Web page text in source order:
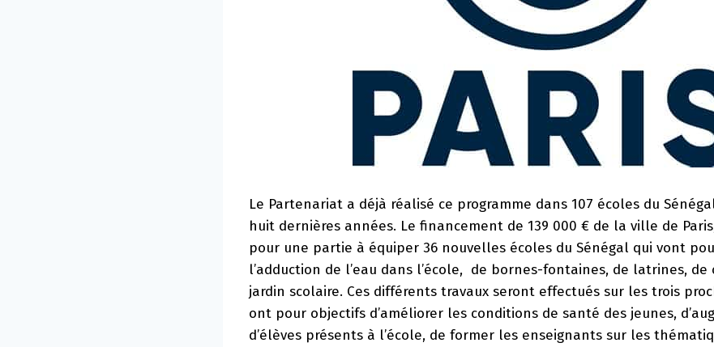
Le Partenariat a déjà réalisé ce programme dans 107 écoles du
huit dernières années. Le financement de 139 000 € de la ville de
pour une partie à équiper 36 nouvelles écoles du Sénégal qui vont
l’adduction de l’eau dans l’école, de bornes-fontaines, de latrines, de
jardin scolaire. Ces différents travaux seront effectués sur les trois
ont pour objectifs d’améliorer les conditions de santé des jeunes,
d’élèves présents à l’école, de former les enseignants sur les